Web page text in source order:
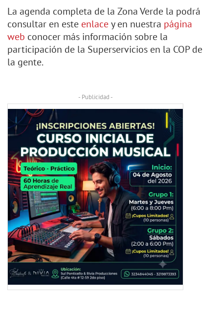
La agenda completa de la Zona Verde la podrá
consultar en este enlacey en nuestra página
web conocer más información sobre la
participación de la Superservicios en la COP de
la gente.
- Publicidad -